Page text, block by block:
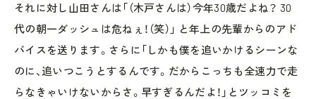
それに対し山田さんは「（木戸さんは）今年30歳だよね？ 30
代の朝一ダッシュは危ねぇ！（笑）」 と年上の先輩からのアド
バイスを送ります。さらに「しかも僕を追いかけるシーンな
のに、追いつこうとするんです。だからこっちも全速力で走
らなきゃいけないからさ。早すぎるんだよ！」とツッコミを